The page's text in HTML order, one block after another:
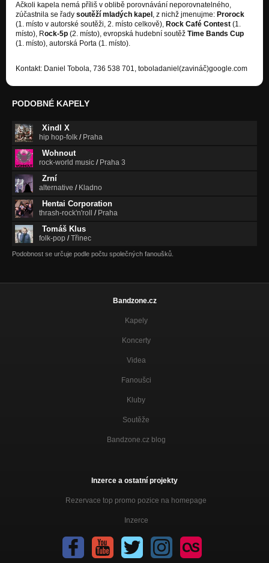
Ačkoli kapela nemá příliš v oblibě porovnávání neporovnatelného,
zúčastnila se řady soutěží mladých kapel , z nichž jmenujme: Prorock
(1. místo v autorské soutěži, 2. místo celkově), Rock Café Contest (1.
místo), Rock-5p (2. místo), evropská hudební soutěž Time Bands Cup
(1. místo), autorská Porta (1. místo).
Kontakt: Daniel Tobola, 736 538 701, toboladaniel(zavináč)google.com
PODOBNÉ KAPELY
Xindl X
hip hop-folk / Praha
Wohnout
rock-world music / Praha 3
Zrní
alternative / Kladno
Hentai Corporation
thrash-rock'n'roll / Praha
Tomáš Klus
folk-pop /Třinec
Podobnost se určuje podle počtu společných fanoušků.
Bandzone.cz
Kapely
Koncerty
Videa
Fanoušci
Kluby
Soutěže
Bandzone.cz blog
Inzerce a ostatní projekty
Rezervace top promo pozice na homepage
Inzerce